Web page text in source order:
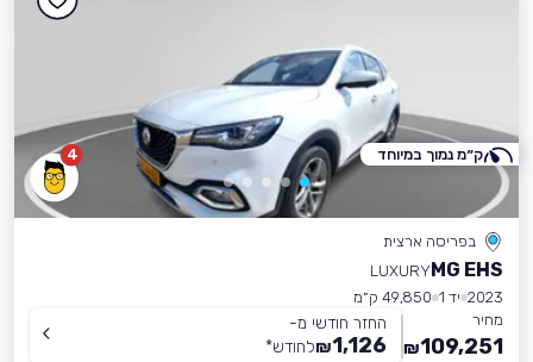
4
בפריסה ארצית
MG EHS
LUXURY
2023 יד 1
49,850 ק״מ
מחיר
109,251
₪
החזר חודשי מ-
1,126
₪לחודש*
ק״מ נמוך במיוחד